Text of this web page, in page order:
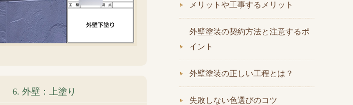
6. 外壁：上塗り
メリットや工事するメリット
外壁塗装の契約方法と注意するポ
イント
外壁塗装の正しい工程とは？
失敗しない色選びのコツ